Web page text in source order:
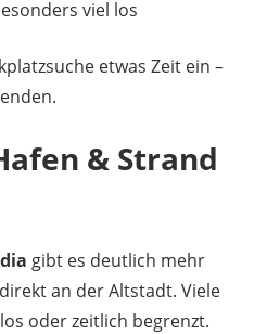
viel los
etwas Zeit ein –
& Strand
gibt es deutlich mehr
an der Altstadt. Viele
oder zeitlich begrenzt.